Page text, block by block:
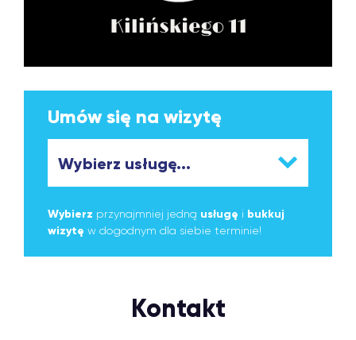
Umów się na wizytę
Wybierz przynajmniej jedną usługę i bukkuj
wizytę w dogodnym dla siebie terminie!
Kontakt